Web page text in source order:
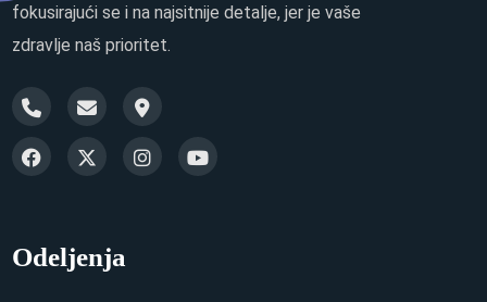
fokusirajući se i na najsitnije detalje, jer je vaše
zdravlje naš prioritet.
Odeljenja